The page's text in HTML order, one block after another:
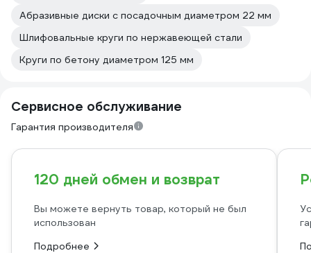
Абразивные диски с посадочным диаметром 22 мм
Шлифовальные круги по нержавеющей стали
Круги по бетону диаметром 125 мм
Сервисное обслуживание
Гарантия производителя
120 дней обмен и возврат
Вы можете вернуть товар, который не был
использован
Подробнее